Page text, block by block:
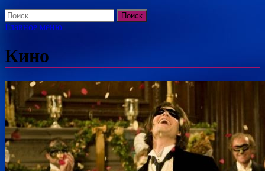
Найти:
Главное меню
Кино